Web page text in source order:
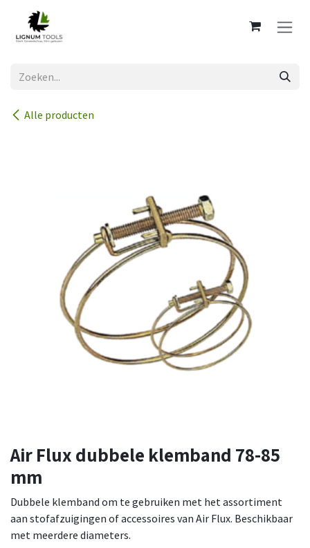
Overslaan naar inhoud
Alle producten
Air Flux dubbele klemband 78-85
mm
Dubbele klemband om te gebruiken met het assortiment
aan stofafzuigingen of accessoires van Air Flux. Beschikbaar
met meerdere diameters.